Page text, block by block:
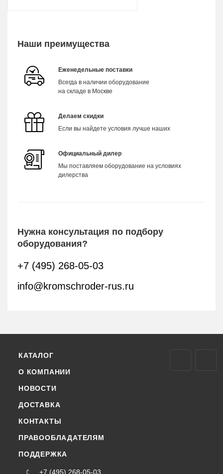
Наши преимущества
Еженедельные поставки
Всегда в наличии оборудование
на складе в Москве
Делаем скидки
Если вы найдете условия лучше наших
Официальный дилер
Мы поставляем оборудование на условиях
дилерства
Нужна консультация по подбору
оборудования?
+7 (495) 268-05-03
info@kromschroder-rus.ru
КАТАЛОГ
О КОМПАНИИ
НОВОСТИ
ДОСТАВКА
КОНТАКТЫ
ПРАВООБЛАДАТЕЛЯМ
ПОДДЕРЖКА
+7 (495) 268-05-03